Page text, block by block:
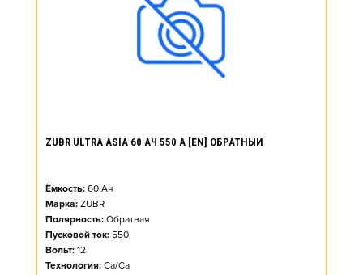
ZUBR ULTRA ASIA 60 АЧ 550 А [EN] ОБРАТНЫЙ
Ёмкость: 60 Ач
Марка: ZUBR
Полярность: Обратная
Пусковой ток: 550
Вольт: 12
Технология: Ca/Ca